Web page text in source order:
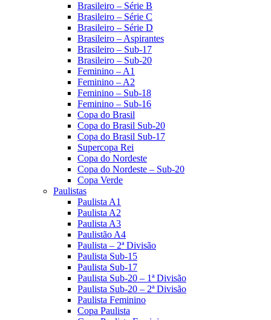
Brasileiro – Série B
Brasileiro – Série C
Brasileiro – Série D
Brasileiro – Aspirantes
Brasileiro – Sub-17
Brasileiro – Sub-20
Feminino – A1
Feminino – A2
Feminino – Sub-18
Feminino – Sub-16
Copa do Brasil
Copa do Brasil Sub-20
Copa do Brasil Sub-17
Supercopa Rei
Copa do Nordeste
Copa do Nordeste – Sub-20
Copa Verde
Paulistas
Paulista A1
Paulista A2
Paulista A3
Paulistão A4
Paulista – 2ª Divisão
Paulista Sub-15
Paulista Sub-17
Paulista Sub-20 – 1ª Divisão
Paulista Sub-20 – 2ª Divisão
Paulista Feminino
Copa Paulista